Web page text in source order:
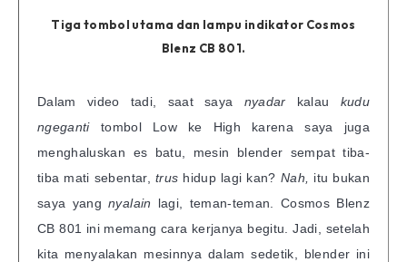
Tiga tombol utama dan lampu indikator Cosmos
Blenz CB 801.
Dalam video tadi, saat saya nyadar kalau kudu
ngegantitombol Low ke High karena saya juga
menghaluskan es batu, mesin blender sempat tiba-
tiba mati sebentar, trus hidup lagi kan? Nah,
itu bukan
saya yangnyalain lagi, teman-teman. Cosmos Blenz
CB 801 ini memang cara kerjanya begitu. Jadi, setelah
kita menyalakan mesinnya dalam sedetik, blender ini